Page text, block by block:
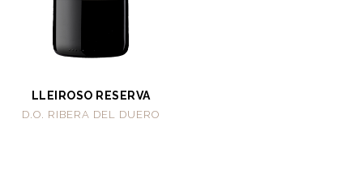
LLEIROSO RESERVA
D.O. RIBERA DEL DUERO